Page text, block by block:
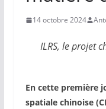
14 octobre 2024
ILRS, le projet
En cette première
spatiale chinoise